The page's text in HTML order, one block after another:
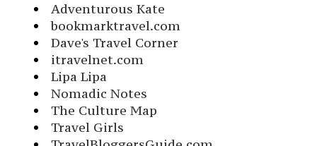
Adventurous Kate
bookmarktravel.com
Dave's Travel Corner
itravelnet.com
Lipa Lipa
Nomadic Notes
The Culture Map
Travel Girls